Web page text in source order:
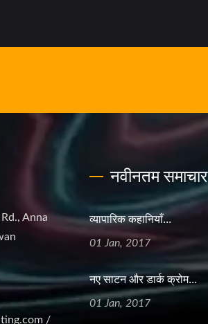
Anna
/
नवीनतम समाचार
व्यापारिक कहानियाँ...
01 Jan, 2017
नए साटन और डार्क क्रोम...
01 Jan, 2017